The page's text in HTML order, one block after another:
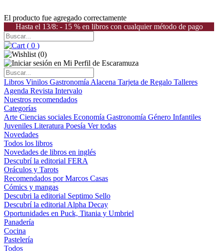
El producto fue agregado correctamente
Hasta el 13/8: - 15 % en libros con cualquier método de pago
( 0 )
(0)
Libros Vinilos Gastronomía Alacena Tarjeta de Regalo Talleres
Agenda Revista Intervalo
Nuestros recomendados
Categorías
Arte Ciencias sociales Economía Gastronomía Género Infantiles
Juveniles Literatura Poesía Ver todas
Novedades
Todos los libros
Novedades de libros en inglés
Descubrí la editorial FERA
Oráculos y Tarots
Recomendados por Marcos Casas
Cómics y mangas
Descubri la editorial Septimo Sello
Descubrí la editorial Alpha Decay
Oportunidades en Puck, Titania y Umbriel
Panadería
Cocina
Pastelería
Todos